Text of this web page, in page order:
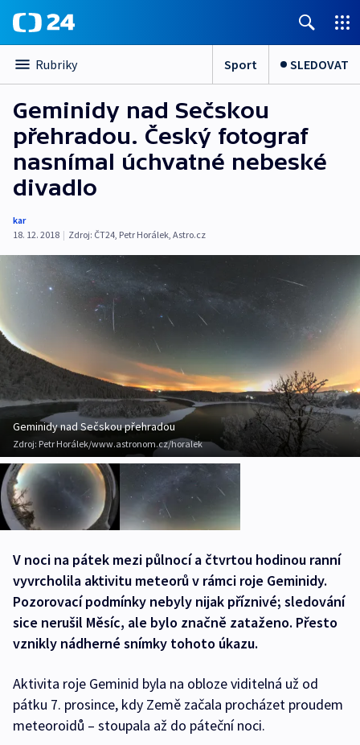
Rubriky Sport SLEDOVAT
Geminidy nad Sečskou
přehradou. Český fotograf
nasnímal úchvatné nebeské
divadlo
kar
18. 12. 2018 | Zdroj: ČT24, Petr Horálek, Astro.cz
Geminidy nad Sečskou přehradou
Zdroj: Petr Horálek/www.astronom.cz/horalek
V noci na pátek mezi půlnocí a čtvrtou hodinou ranní
vyvrcholila aktivitu meteorů v rámci roje Geminidy.
Pozorovací podmínky nebyly nijak příznivé; sledování
sice nerušil Měsíc, ale bylo značně zataženo. Přesto
vznikly nádherné snímky tohoto úkazu.
Aktivita roje Geminid byla na obloze viditelná už od
pátku 7. prosince, kdy Země začala procházet proudem
meteoroidů – stoupala až do páteční noci.